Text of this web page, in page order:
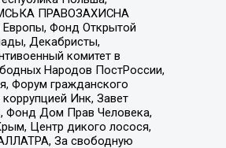
ПРАВОЗАХИСНА
Европы, Фонд Открытой
Декабристы,
комитет в
Народов ПостРоссии,
Форум гражданского
Инк, Завет
Фонд Дом Прав Человека,
Центр дикого лосося,
За свободную